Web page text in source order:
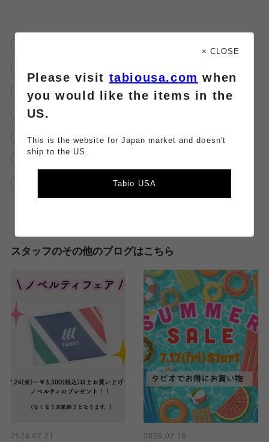
ムジ タビオメン
お知らせ
カジュアル お得 タビオ
父の日
50%オフ
スタッフのその他のブログはこちら
2026.07.21
2026.07.16
× CLOSE
Please visit tabiousa.com when
you would like the items in the
US.
This is the website for Japan market and doesn't
ship to the US.
Tabio USA